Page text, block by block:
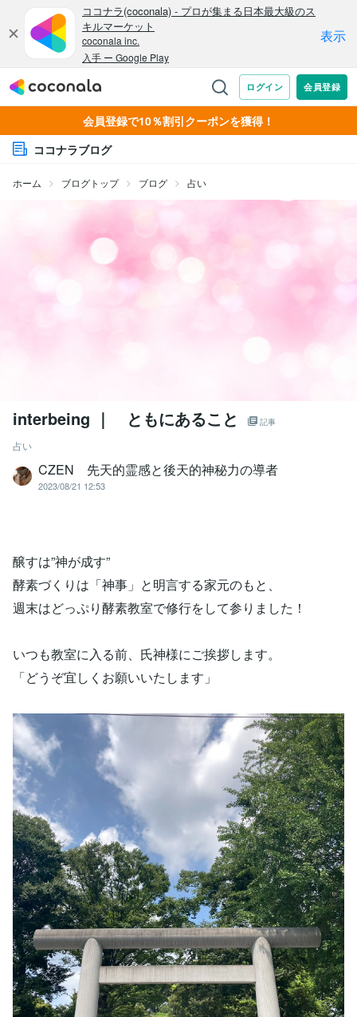
会員登録で10％割引クーポンを獲得！
ココナラブログ
ホーム ブログトップ ブログ 占い
interbeing ｜ ともにあること 記事
占い
CZEN 先天的霊感と後天的神秘力の導者
2023/08/21 12:53
醸すは”神が成す”
酵素づくりは「神事」と明言する家元のもと、
週末はどっぷり酵素教室で修行をして参りました！
いつも教室に入る前、氏神様にご挨拶します。
「どうぞ宜しくお願いいたします」